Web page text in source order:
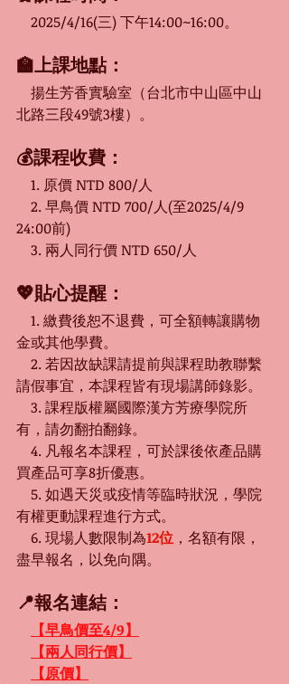
2025/4/16(三) 下午14:00~16:00。
🏫上課地點：
揚生芳香實驗室（台北市中山區中山
北路三段49號3樓）。
💰課程收費：
1. 原價 NTD 800/人
2. 早鳥價 NTD 700/人(至2025/4/9
24:00前)
3. 兩人同行價 NTD 650/人
💖貼心提醒：
1. 繳費後恕不退費，可全額轉讓購物
金或其他學費。
2. 若因故缺課請提前與課程助教聯繫
請假事宜，本課程皆有現場講師錄影。
3. 課程版權屬國際漢方芳療學院所
有，請勿翻拍翻錄。
4. 凡報名本課程，可於課後依產品購
買產品可享8折優惠。
5. 如遇天災或疫情等臨時狀況，學院
有權更動課程進行方式。
6. 現場人數限制為12位 ，名額有限，
盡早報名，以免向隅。
📍報名連結：
【早鳥價至4/9】
【兩人同行價】
【原價】